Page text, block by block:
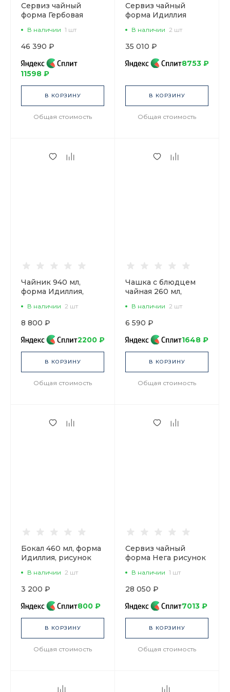
Сервиз чайный
форма Гербовая
Музыкальные
инструменты, 6
персон 14
предметов, арт.
81.28041.00.1
В наличии 1 шт
46 390 ₽
11598 ₽
В КОРЗИНУ
Общая стоимость
Сервиз чайный
форма Идиллия
персоны 10
предметов, арт.
81.32140.00.1
В наличии 2 шт
35 010 ₽
8753 ₽
В КОРЗИНУ
Общая стоимость
Чайник 940 мл,
форма Идиллия,
сетка, арт.
80.02909.00.1
В наличии 2 шт
8 800 ₽
2200 ₽
В КОРЗИНУ
Общая стоимость
Чашка с блюдцем
чайная 260 мл,
рисунок Сетка-Блюз
2, арт. 81.10802.00.1
В наличии 2 шт
6 590 ₽
1648 ₽
В КОРЗИНУ
Общая стоимость
Бокал 460 мл, форма
Идиллия, рисунок
арт. 80.02928.00.1
В наличии 2 шт
3 200 ₽
800 ₽
В КОРЗИНУ
Общая стоимость
Сервиз чайный
форма Нега рисунок
персон 14
предметов, арт.
81.30715.00.1
В наличии 1 шт
28 050 ₽
7013 ₽
В КОРЗИНУ
Общая стоимость